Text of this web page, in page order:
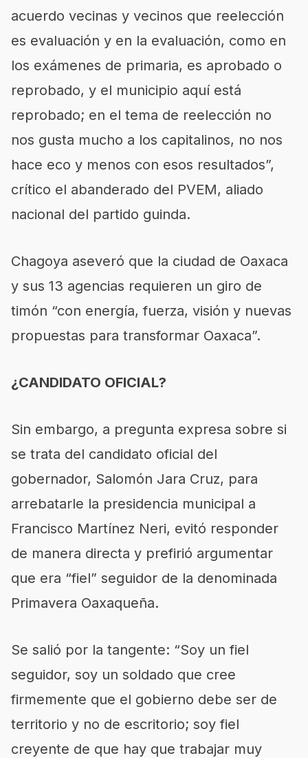
acuerdo vecinas y vecinos que reelección
es evaluación y en la evaluación, como en
los exámenes de primaria, es aprobado o
reprobado, y el municipio aquí está
reprobado; en el tema de reelección no
nos gusta mucho a los capitalinos, no nos
hace eco y menos con esos resultados”,
crítico el abanderado del PVEM, aliado
nacional del partido guinda.
Chagoya aseveró que la ciudad de Oaxaca
y sus 13 agencias requieren un giro de
timón “con energía, fuerza, visión y nuevas
propuestas para transformar Oaxaca”.
¿CANDIDATO OFICIAL?
Sin embargo, a pregunta expresa sobre si
se trata del candidato oficial del
gobernador, Salomón Jara Cruz, para
arrebatarle la presidencia municipal a
Francisco Martínez Neri, evitó responder
de manera directa y prefirió argumentar
que era “fiel” seguidor de la denominada
Primavera Oaxaqueña.
Se salió por la tangente: “Soy un fiel
seguidor, soy un soldado que cree
firmemente que el gobierno debe ser de
territorio y no de escritorio; soy fiel
creyente de que hay que trabajar muy